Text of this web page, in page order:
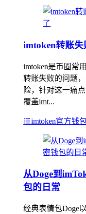
imtoken转账
imtoken是币圈常
转账失败的问题
险，针对这一痛
覆盖imt...
imtoken官方钱
从Doge到
包的日常
经典表情包Doge